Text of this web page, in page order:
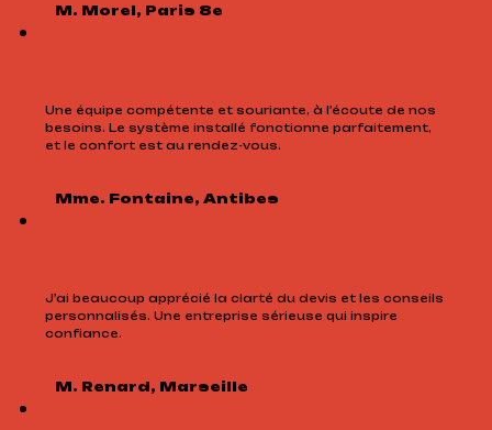
M. Morel, Paris 8e
Une équipe compétente et souriante, à l’écoute de nos
besoins. Le système installé fonctionne parfaitement,
et le confort est au rendez-vous.
Mme. Fontaine, Antibes
J’ai beaucoup apprécié la clarté du devis et les conseils
personnalisés. Une entreprise sérieuse qui inspire
confiance.
M. Renard, Marseille